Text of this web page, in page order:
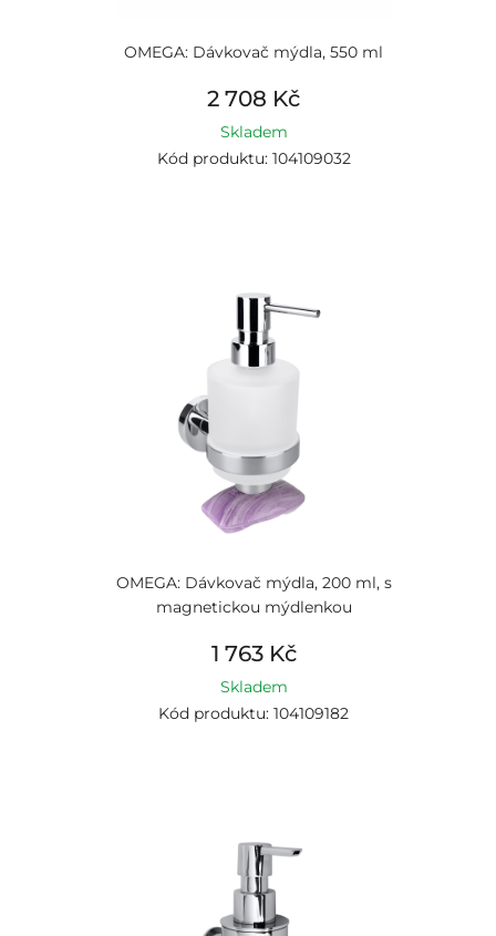
OMEGA: Dávkovač mýdla, 550 ml
2 708 Kč
Skladem
Kód produktu: 104109032
OMEGA: Dávkovač mýdla, 200 ml, s
magnetickou mýdlenkou
1 763 Kč
Skladem
Kód produktu: 104109182